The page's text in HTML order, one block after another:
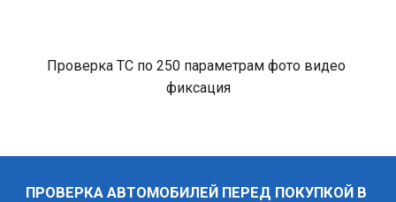
Проверка ТС по 250 параметрам фото видео
фиксация
ПРОВЕРКА АВТОМОБИЛЕЙ ПЕРЕД ПОКУПКОЙ В